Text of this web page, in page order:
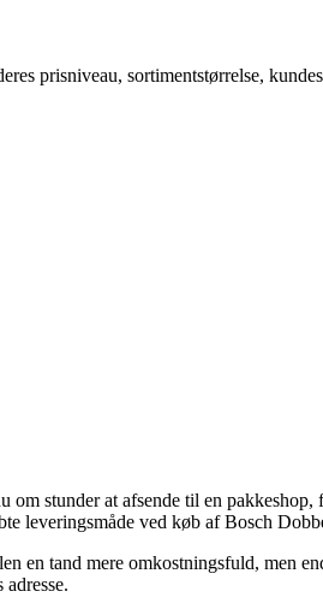
prisniveau, sortimentstørrelse,
stunder at afsende til en
leveringsmåde ved køb af Bosch
en tand mere omkostningsfuld, men